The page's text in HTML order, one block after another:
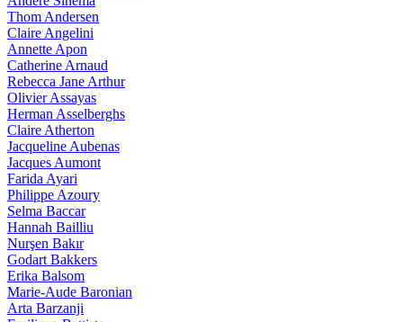
Thom Andersen
Claire Angelini
Annette Apon
Catherine Arnaud
Rebecca Jane Arthur
Olivier Assayas
Herman Asselberghs
Claire Atherton
Jacqueline Aubenas
Jacques Aumont
Farida Ayari
Philippe Azoury
Selma Baccar
Hannah Bailliu
Nurşen Bakır
Godart Bakkers
Erika Balsom
Marie-Aude Baronian
Arta Barzanji